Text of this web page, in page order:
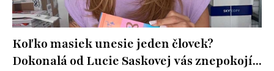
Koľko masiek unesie jeden človek?
Dokonalá od Lucie Saskovej vás znepokojí...